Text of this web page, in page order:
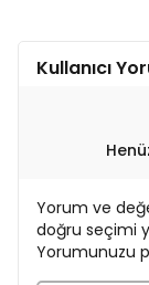
Kullanıcı
Yorum ve
doğru seçimi
Yorumunuzu